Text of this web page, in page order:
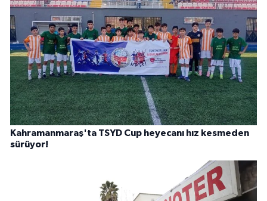
Kahramanmaraş'ta TSYD Cup heyecanı hız kesmeden
sürüyor!